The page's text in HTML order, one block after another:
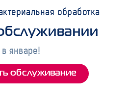
обработка
в январе!
обслуживание